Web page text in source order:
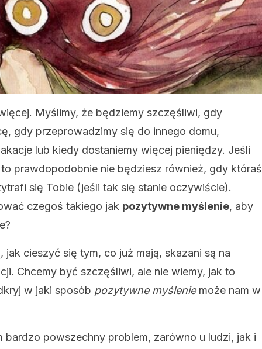
Myślimy, że będziemy szczęśliwi, gdy
gdy przeprowadzimy się do innego domu,
lub kiedy dostaniemy więcej pieniędzy. Jeśli
prawdopodobnie nie będziesz również, gdy któraś
się Tobie (jeśli tak się stanie oczywiście).
czegoś takiego jak pozytywne myślenie, aby
jak cieszyć się tym, co już mają, skazani są na
Chcemy być szczęśliwi, ale nie wiemy, jak to
w jaki sposób pozytywne myśleniemoże nam w
bardzo powszechny problem, zarówno u ludzi, jak i